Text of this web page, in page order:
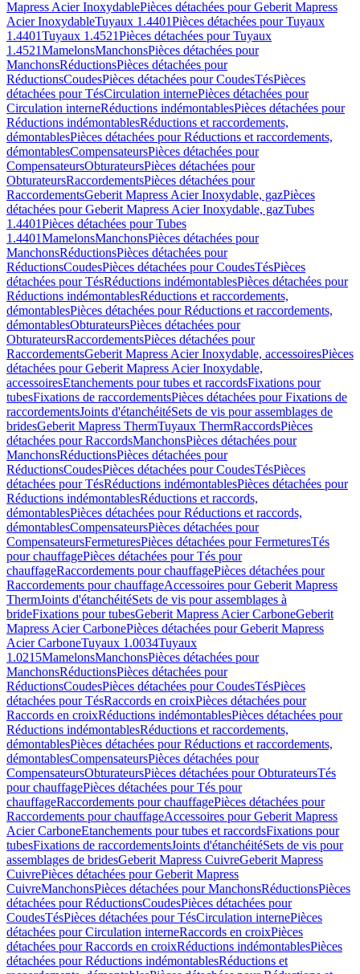
Mapress Acier InoxydablePièces détachées pour Geberit Mapress
Acier InoxydableTuyaux 1.4401Pièces détachées pour Tuyaux
1.4401Tuyaux 1.4521Pièces détachées pour Tuyaux
1.4521MamelonsManchonsPièces détachées pour
ManchonsRéductionsPièces détachées pour
RéductionsCoudesPièces détachées pour CoudesTésPièces
détachées pour TésCirculation internePièces détachées pour
Circulation interneRéductions indémontablesPièces détachées pour
Réductions indémontablesRéductions et raccordements,
démontablesPièces détachées pour Réductions et raccordements,
démontablesCompensateursPièces détachées pour
CompensateursObturateursPièces détachées pour
ObturateursRaccordementsPièces détachées pour
RaccordementsGeberit Mapress Acier Inoxydable, gazPièces
détachées pour Geberit Mapress Acier Inoxydable, gazTubes
1.4401Pièces détachées pour Tubes
1.4401MamelonsManchonsPièces détachées pour
ManchonsRéductionsPièces détachées pour
RéductionsCoudesPièces détachées pour CoudesTésPièces
détachées pour TésRéductions indémontablesPièces détachées pour
Réductions indémontablesRéductions et raccordements,
démontablesPièces détachées pour Réductions et raccordements,
démontablesObturateursPièces détachées pour
ObturateursRaccordementsPièces détachées pour
RaccordementsGeberit Mapress Acier Inoxydable, accessoiresPièces
détachées pour Geberit Mapress Acier Inoxydable,
accessoiresEtanchements pour tubes et raccordsFixations pour
tubesFixations de raccordementsPièces détachées pour Fixations de
raccordementsJoints d'étanchéitéSets de vis pour assemblages de
bridesGeberit Mapress ThermTuyaux ThermRaccordsPièces
détachées pour RaccordsManchonsPièces détachées pour
ManchonsRéductionsPièces détachées pour
RéductionsCoudesPièces détachées pour CoudesTésPièces
détachées pour TésRéductions indémontablesPièces détachées pour
Réductions indémontablesRéductions et raccords,
démontablesPièces détachées pour Réductions et raccords,
démontablesCompensateursPièces détachées pour
CompensateursFermeturesPièces détachées pour FermeturesTés
pour chauffagePièces détachées pour Tés pour
chauffageRaccordements pour chauffagePièces détachées pour
Raccordements pour chauffageAccessoires pour Geberit Mapress
ThermJoints d'étanchéitéSets de vis pour assemblages à
brideFixations pour tubesGeberit Mapress Acier CarboneGeberit
Mapress Acier CarbonePièces détachées pour Geberit Mapress
Acier CarboneTuyaux 1.0034Tuyaux
1.0215MamelonsManchonsPièces détachées pour
ManchonsRéductionsPièces détachées pour
RéductionsCoudesPièces détachées pour CoudesTésPièces
détachées pour TésRaccords en croixPièces détachées pour
Raccords en croixRéductions indémontablesPièces détachées pour
Réductions indémontablesRéductions et raccordements,
démontablesPièces détachées pour Réductions et raccordements,
démontablesCompensateursPièces détachées pour
CompensateursObturateursPièces détachées pour ObturateursTés
pour chauffagePièces détachées pour Tés pour
chauffageRaccordements pour chauffagePièces détachées pour
Raccordements pour chauffageAccessoires pour Geberit Mapress
Acier CarboneEtanchements pour tubes et raccordsFixations pour
tubesFixations de raccordementsJoints d'étanchéitéSets de vis pour
assemblages de bridesGeberit Mapress CuivreGeberit Mapress
CuivrePièces détachées pour Geberit Mapress
CuivreManchonsPièces détachées pour ManchonsRéductionsPièces
détachées pour RéductionsCoudesPièces détachées pour
CoudesTésPièces détachées pour TésCirculation internePièces
détachées pour Circulation interneRaccords en croixPièces
détachées pour Raccords en croixRéductions indémontablesPièces
détachées pour Réductions indémontablesRéductions et